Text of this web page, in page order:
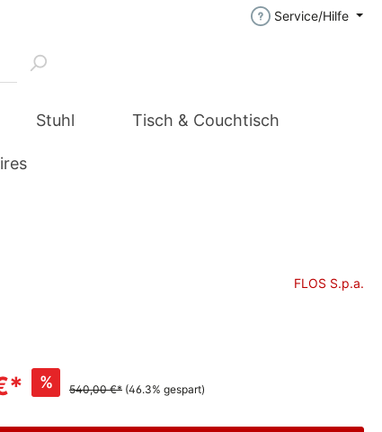
Service/Hilfe
Stuhl Tisch & Couchtisch
FLOS S.p.a.
% 540,00 €* (46.3% gespart)